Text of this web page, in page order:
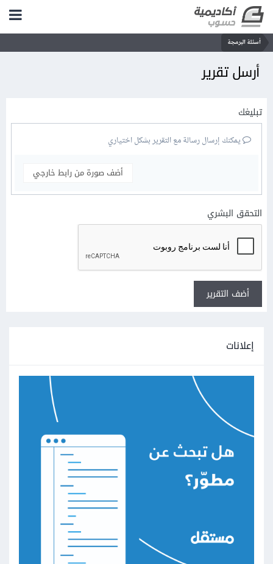
أسئلة البرمجة
أرسل تقرير
تبليغك
يمكنك إرسال رسالة مع التقرير بشكل اختياري
أضف صورة من رابط خارجي
التحقق البشري
أضف التقرير
إعلانات